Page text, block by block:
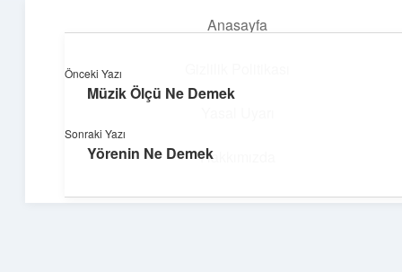
Anasayfa
Hakkımızda
Teknoloji ve Aşk
Dijital dünyada keyifli bir macera!
Önceki Yazı
Müzik Ölçü Ne Demek
Sonraki Yazı
Yörenin Ne Demek